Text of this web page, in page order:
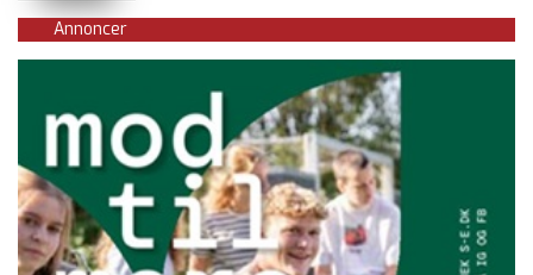
Annoncer